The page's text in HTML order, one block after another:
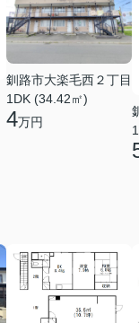
釧路市大楽毛西２丁目
1DK (34.42㎡)
4万円